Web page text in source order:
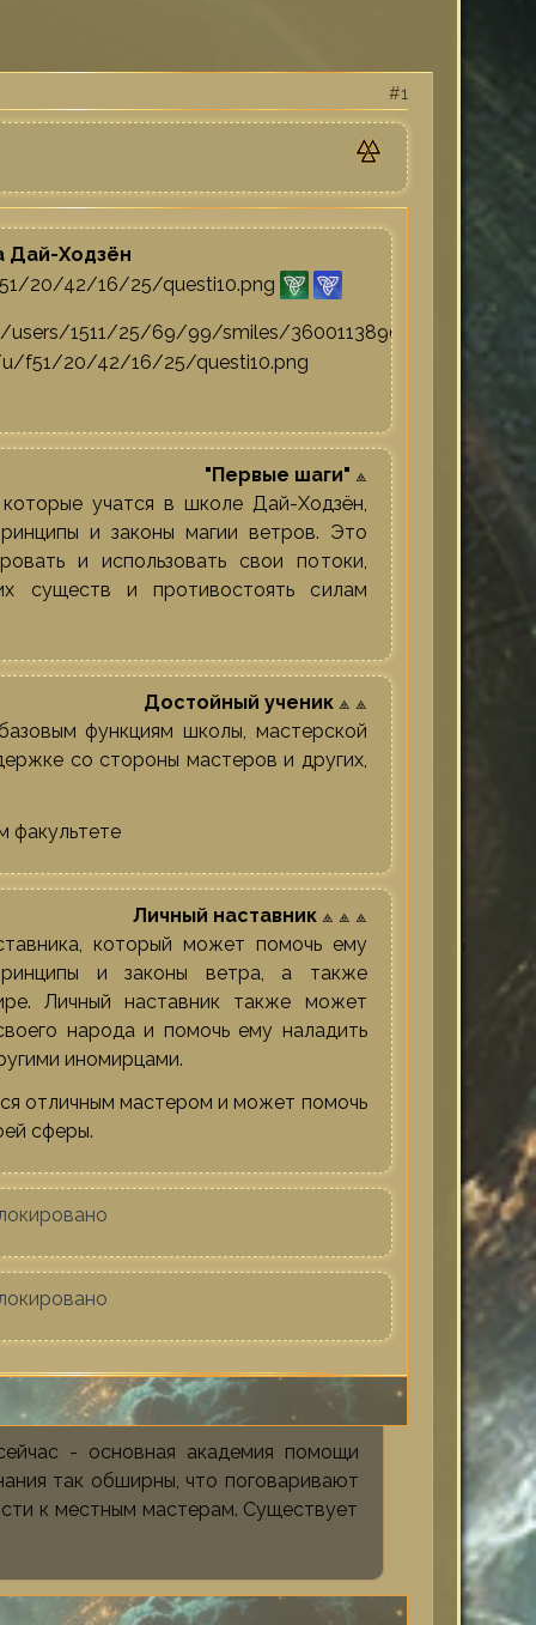
1
Дай-Ходзён
"Первые шаги" ⟁
учатся в школе Дай-Ходзён,
и законы магии ветров. Это
и использовать свои потоки,
существ и противостоять силам
Достойный ученик⟁ ⟁
функциям школы, мастерской
со стороны мастеров и других,
факультете
Личный наставник⟁ ⟁ ⟁
который может помочь ему
и законы ветра, а также
Личный наставник также может
народа и помочь ему наладить
иномирцами.
отличным мастером и может помочь
сферы.
- основная академия помощи
так обширны, что поговаривают
к местным мастерам. Существует